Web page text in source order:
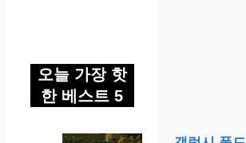
오늘 가장 핫
한 베스트 5